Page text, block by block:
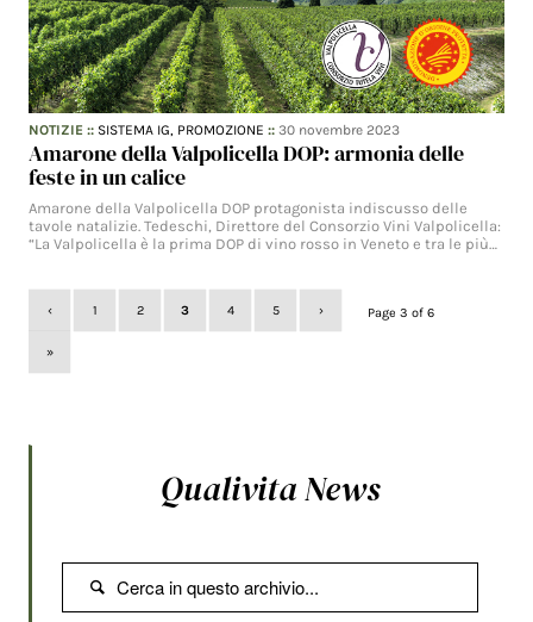
NOTIZIE :: SISTEMA IG, PROMOZIONE ::30 novembre 2023
Amarone della Valpolicella DOP: armonia delle
feste in un calice
Amarone della Valpolicella DOP protagonista indiscusso delle
tavole natalizie. Tedeschi, Direttore del Consorzio Vini Valpolicella:
“La Valpolicella è la prima DOP di vino rosso in Veneto e tra le più…
Page 3 of 6
‹ 1 2 3 4 5 ›
»
Qualivita News
